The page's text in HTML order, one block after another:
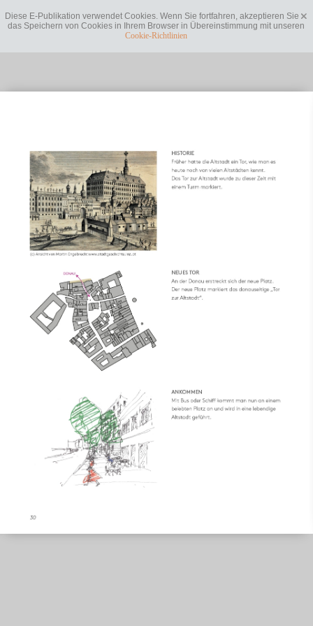
Diese E-Publikation verwendet Cookies. Wenn Sie fortfahren, akzeptieren Sie
das Speichern von Cookies in Ihrem Browser in Übereinstimmung mit unseren
Cookie-Richtlinien